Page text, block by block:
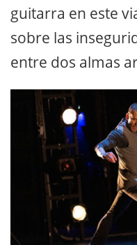
guitarra en este
sobre las
entre dos almas